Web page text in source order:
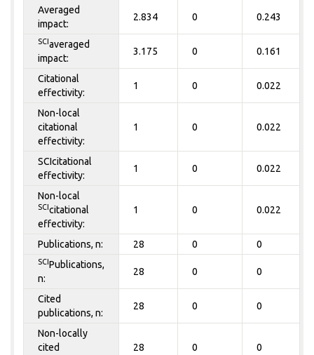
Averaged
impact:
2.834 0 0.243
SCIaveraged
impact:
3.175 0 0.161
Citational
effectivity:
1 0 0.022
Non-local
citational
effectivity:
1 0 0.022
SCIcitational
effectivity:
1 0 0.022
Non-local
SCIcitational
effectivity:
1 0 0.022
Publications, n: 28 0 0
SCIPublications,
n:
28 0 0
Cited
publications, n:
28 0 0
Non-locally
cited
28 0 0